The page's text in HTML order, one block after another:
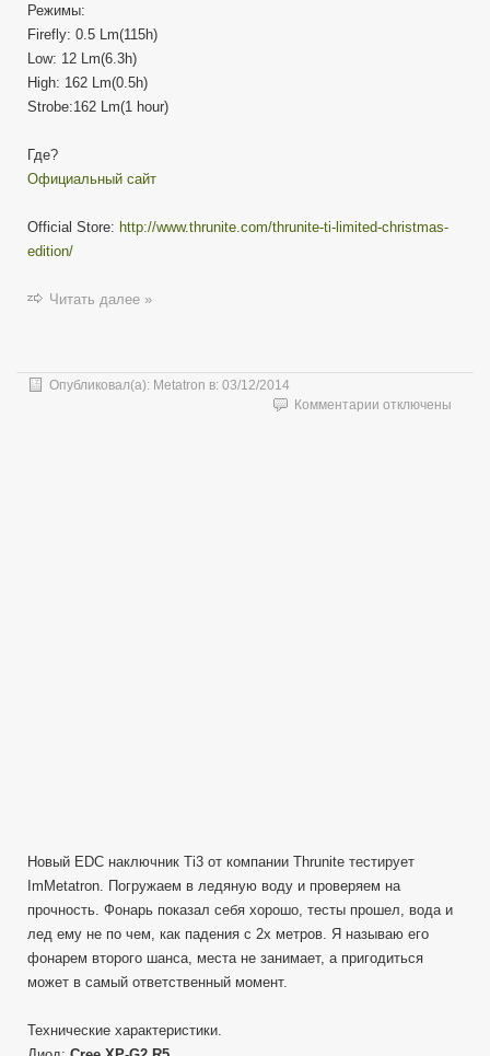
Режимы:
Firefly: 0.5 Lm(115h)
Low: 12 Lm(6.3h)
High: 162 Lm(0.5h)
Strobe:162 Lm(1 hour)
Где?
Официальный сайт
Official Store: http://www.thrunite.com/thrunite-ti-limited-christmas-
edition/
Читать далее »
Опубликовал(а): Metatron в: 03/12/2014
Комментарии котключены
Новый EDC наключник Ti3 от компании Thrunite тестирует
ImMetatron. Погружаем в ледяную воду и проверяем на
прочность. Фонарь показал себя хорошо, тесты прошел, вода и
лед ему не по чем, как падения с 2х метров. Я называю его
фонарем второго шанса, места не занимает, а пригодиться
может в самый ответственный момент.
Технические характеристики.